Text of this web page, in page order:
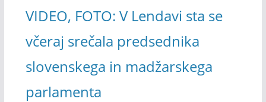
VIDEO, FOTO: V Lendavi sta se
včeraj srečala predsednika
slovenskega in madžarskega
parlamenta